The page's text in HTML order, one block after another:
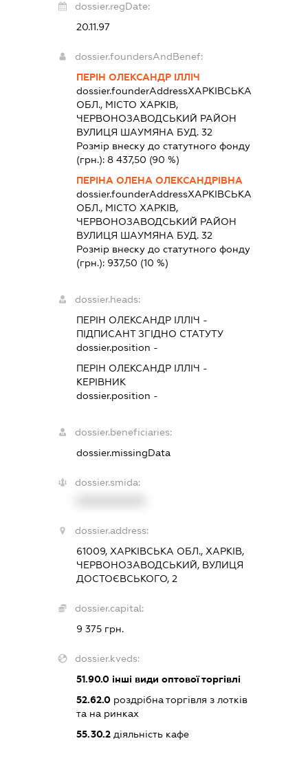
dossier.regDate:
20.11.97
dossier.foundersAndBenef:
ПЕРІН ОЛЕКСАНДР ІЛЛІЧ
dossier.founderAddressХАРКІВСЬКА
ОБЛ., МІСТО ХАРКІВ,
ЧЕРВОНОЗАВОДСЬКИЙ РАЙОН
ВУЛИЦЯ ШАУМЯНА БУД. 32
Розмір внеску до статутного фонду
(грн.):8 437,50 (90 %)
ПЕРІНА ОЛЕНА ОЛЕКСАНДРІВНА
dossier.founderAddressХАРКІВСЬКА
ОБЛ., МІСТО ХАРКІВ,
ЧЕРВОНОЗАВОДСЬКИЙ РАЙОН
ВУЛИЦЯ ШАУМЯНА БУД. 32
Розмір внеску до статутного фонду
(грн.): 937,50 (10 %)
dossier.heads:
ПЕРІН ОЛЕКСАНДР ІЛЛІЧ -
ПІДПИСАНТЗГІДНО СТАТУТУ
dossier.position -
ПЕРІН ОЛЕКСАНДР ІЛЛІЧ -
КЕРІВНИК
dossier.position -
dossier.beneficiaries:
dossier.missingData
dossier.smida:
dossier.address:
61009, ХАРКІВСЬКА ОБЛ., ХАРКІВ,
ЧЕРВОНОЗАВОДСЬКИЙ, ВУЛИЦЯ
ДОСТОЄВСЬКОГО, 2
dossier.capital:
9 375 грн.
dossier.kveds:
51.90.0 інші види оптової торгівлі
52.62.0 роздрібна торгівля з лотків
та на ринках
55.30.2 діяльність кафе